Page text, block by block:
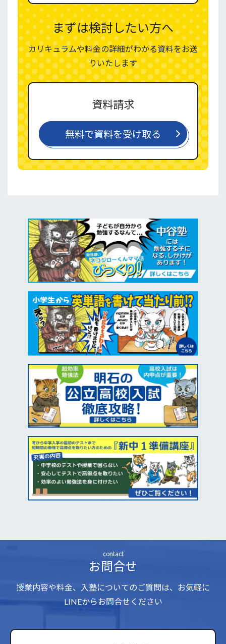
まずは検討したい方へ
カリキュラムや料金の詳細がわかる資料をお送
りいたします
資料請求
無料で資料を受け取る
contact
お問合せ
授業内容や料金、入塾についてのご質問は、お気軽に
LINEからお問合せください